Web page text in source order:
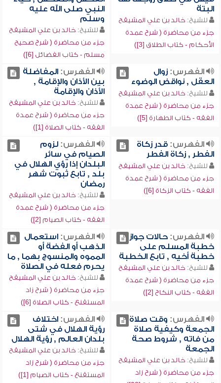
البتة
للشيخ: خالد بن علي المشيقح
جزء من محاضرة ( شرح عمدة
الأحكام - كتاب الطلاق [3])
النبي صلى الله عليه
وسلم
للشيخ: خالد بن علي المشيقح
جزء من محاضرة ( شرح صحيح
مسلم - كتاب الفضائل [6])
الفهرس:زوال
العقل , نواقض الوضوء
للشيخ: خالد بن علي المشيقح
جزء من محاضرة ( شرح عمدة
الفقه - كتاب الطهارة [5])
الفهرس:المفاضلة
بين الأذان والإقامة ,
الأذان والإقامة
للشيخ: خالد بن علي المشيقح
جزء من محاضرة ( شرح عمدة
الفقه - كتاب الصلاة [1])
الفهرس:قدر زكاة
الفطر , زكاة الفطر
للشيخ: خالد بن علي المشيقح
جزء من محاضرة ( شرح عمدة
الفقه - كتاب الزكاة [6])
الفهرس:لزوم
الصيام في سائر
البلدان إذا رؤي الهلال في
بلد , تابع ثبوت شهر
رمضان
للشيخ: خالد بن علي المشيقح
جزء من محاضرة ( شرح عمدة
الفقه - كتاب الصيام [2])
الفهرس:حالات جواز
خطبة المسلم على
خطبة أخيه , تابع الخطبة
للشيخ: خالد بن علي المشيقح
جزء من محاضرة ( شرح عمدة
الفقه - كتاب النكاح [2])
الفهرس:استعمال
الذهب أو الفضة أو
المموه والمنسوج بهما , ما
يحرم فعله في الصلاة
للشيخ: خالد بن علي المشيقح
جزء من محاضرة ( شرح زاد
المستقنع - كتاب الصلاة [6])
الفهرس: وقت صلاة
الجمعة وكيفية صلاة
من فاته , شروط صحة
الجمعة
للشيخ: خالد بن علي المشيقح
جزء من محاضرة ( شرح زاد
الفهرس:اختلاف
رؤية الهلال في شتى
بلدان العالم , رؤية الهلال
للشيخ: خالد بن علي المشيقح
جزء من محاضرة ( شرح زاد
المستقنع - كتاب الصيام [1])